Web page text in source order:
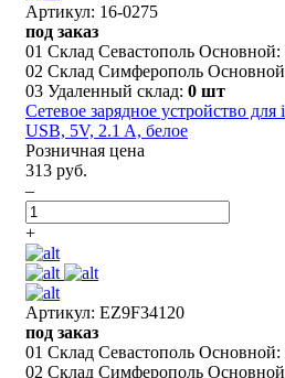
Артикул: 16-0275
под заказ
01 Склад Севастополь Основной:
02 Склад Симферополь
03 Удаленный склад: 0 шт
Сетевое зарядное устройство
USB, 5V, 2.1 A, белое
Розничная цена
313 руб.
–
+
Артикул: EZ9F34120
под заказ
01 Склад Севастополь Основной:
02 Склад Симферополь